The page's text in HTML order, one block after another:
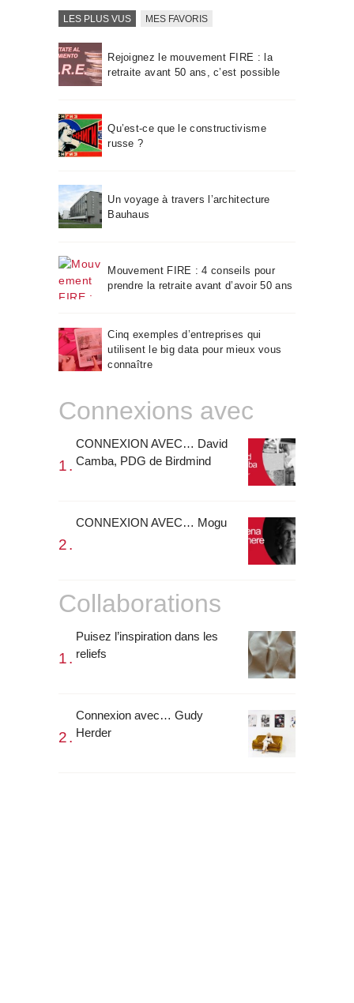
LES PLUS VUS MES FAVORIS
Rejoignez le mouvement FIRE : la
retraite avant 50 ans, c’est possible
Qu’est-ce que le constructivisme
russe ?
Un voyage à travers l’architecture
Bauhaus
Mouvement FIRE : 4 conseils pour
prendre la retraite avant d’avoir 50 ans
Cinq exemples d’entreprises qui
utilisent le big data pour mieux vous
connaître
Connexions avec
CONNEXION AVEC… David
Camba, PDG de Birdmind
CONNEXION AVEC… Mogu
Collaborations
Puisez l’inspiration dans les
reliefs
Connexion avec… Gudy
Herder